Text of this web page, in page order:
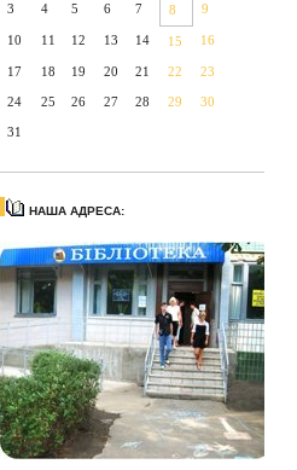
3 4 5 6 7 8 9
10 11 12 13 14 15 16
17 18 19 20 21 22 23
24 25 26 27 28 29 30
31
НАША АДРЕСА: